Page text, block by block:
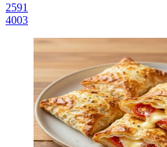
2591
4003